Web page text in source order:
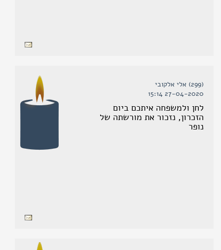
(299) אלי אלקובי
27-04-2020 15:14
לחן ולמשפחה איתכם ביום
הזכרון, נזכור את מורשתה של
נופר